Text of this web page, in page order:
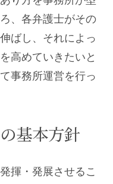
、各弁護士がその
ばし、それによっ
高めていきたいと
事務所運営を行っ
基本方針
揮・発展させるこ